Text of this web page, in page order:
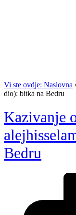
Vi ste ovdje: Naslovna
dio): bitka na Bedru
Kazivanje
Bedru